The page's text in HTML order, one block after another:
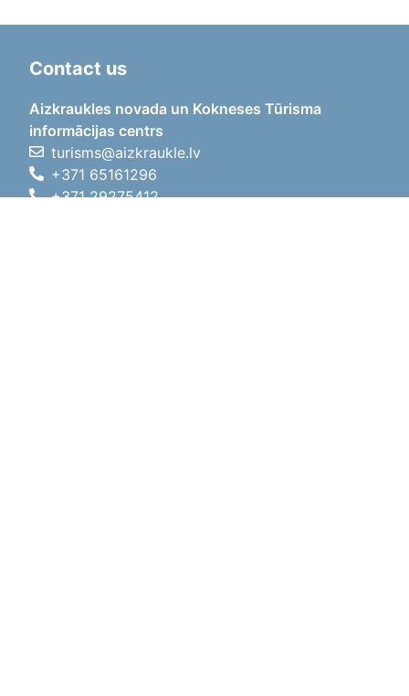
Contact us
Aizkraukles novada un Kokneses Tūrisma
informācijas centrs
turisms@aizkraukle.lv
+371 65161296
+371 29275412